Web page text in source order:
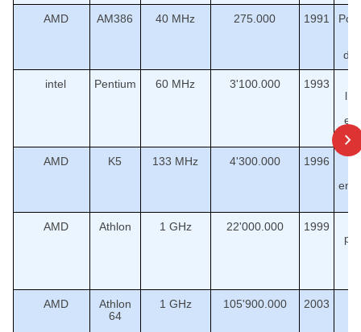
AMD AM386 40 MHz 275.000 1991
intel Pentium 60 MHz 3'100.000 1993
AMD K5 133 MHz 4'300.000
1996
AMD Athlon 1 GHz 22'000.000
1999
AMD
Athlon
64
1 GHz 105'900.000
2003